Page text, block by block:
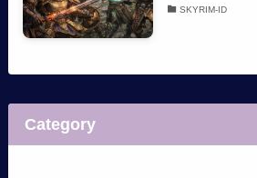
SKYRIM-ID
Category